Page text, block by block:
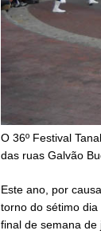
O 36º Festival
das ruas Galvão
Este ano, por
torno do sétimo
final de semana de